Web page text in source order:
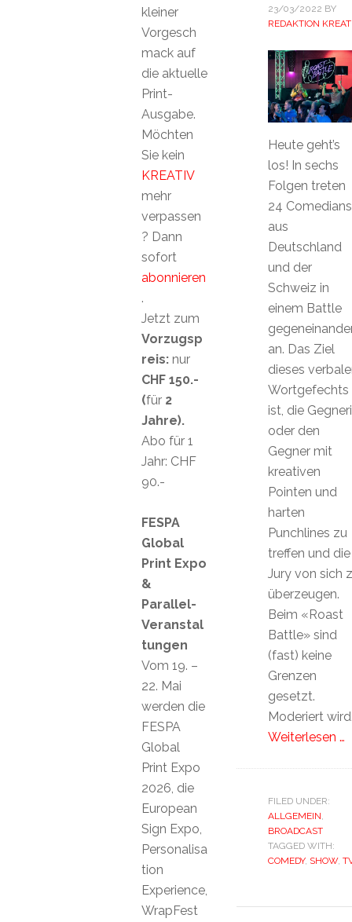
23/03/2022 BY
REDAKTION
Heute geht’s
los! In sechs
Folgen treten
24 Comedians
aus
Deutschland
und der
Schweiz in
einem Battle
an. Das Ziel
dieses
Wortgefechts
ist, die
oder den
Gegner mit
kreativen
Pointen und
harten
Punchlines zu
treffen und die
Jury von sich
überzeugen.
Beim «Roast
Battle» sind
(fast) keine
Grenzen
gesetzt.
Moderiert
Weiterlesen …
FILED UNDER:
ALLGEMEIN
BROADCAST
TAGGED WITH:
COMEDY, SHOW,
kleiner
Vorgesch
mack auf
die aktuelle
Print-
Ausgabe.
Möchten
Sie kein
KREATIV
mehr
verpassen
? Dann
sofort
abonnieren
.
Jetzt zum
Vorzugsp
reis: nur
CHF 150.-
(für 2
Jahre).
Abo für 1
Jahr: CHF
90.-
FESPA
Global
Print Expo
&
Parallel-
Veranstal
tungen
Vom 19. –
22. Mai
werden die
FESPA
Global
Print Expo
2026, die
European
Sign Expo,
Personalisa
tion
Experience,
WrapFest